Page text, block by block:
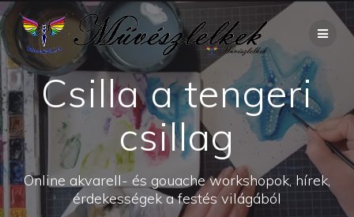
Skip
to
content
Csilla a tengeri
csillag
Online akvarell- és gouache workshopok, hírek,
érdekességek a festés világából